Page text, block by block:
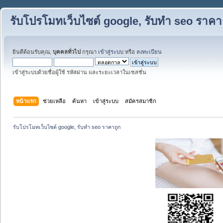
รับโปรโมทเว็บไซต์ google, รับทำ seo ราค
ยินดีต้อนรับคุณ, บุคคลทั่วไป กรุณา เข้าสู่ระบบ หรือ ลงทะเบียน
เข้าสู่ระบบด้วยชื่อผู้ใช้ รหัสผ่าน และระยะเวลาในเซสชั่น
หน้าแรก ช่วยเหลือ ค้นหา เข้าสู่ระบบ สมัครสมาชิก
รับโปรโมทเว็บไซต์ google, รับทำ seo ราคาถูก